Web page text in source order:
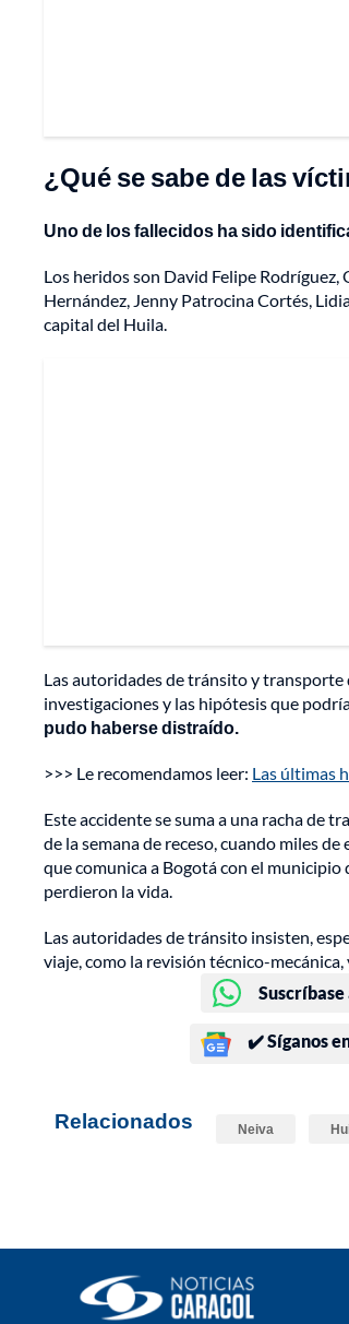
¿Qué se sabe de las
Uno de los fallecidos ha sido
Los heridos son David Felipe
Hernández, Jenny Patrocina Cortés,
capital del Huila.
Las autoridades de tránsito y transporte
investigaciones y las hipótesis que
pudo haberse distraído.
>>> Le recomendamos leer: Las últimas
Este accidente se suma a una racha de
de la semana de receso, cuando miles
que comunica a Bogotá con el
perdieron la vida.
Las autoridades de tránsito insisten,
viaje, como la revisión técnico-
Suscríbase
✔️ Síganos
Relacionados Neiva